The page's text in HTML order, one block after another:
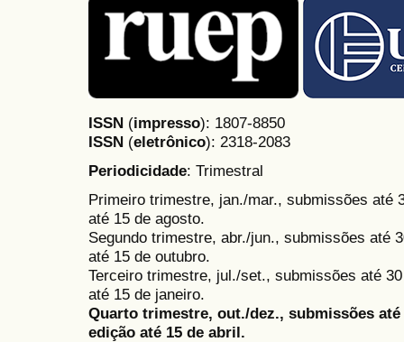
ISSN (impresso): 1807-8850
ISSN (eletrônico): 2318-2083
Periodicidade: Trimestral
Primeiro trimestre, jan./mar., submissões até
até 15 de agosto.
Segundo trimestre, abr./jun., submissões até
até 15 de outubro.
Terceiro trimestre, jul./set., submissões até
até 15 de janeiro.
Quarto trimestre, out./dez., submissões
edição até 15 de abril.